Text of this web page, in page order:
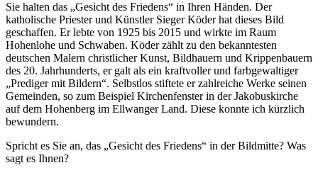
Sie halten das „Gesicht des Friedens“ in Ihren Händen. Der
katholische Priester und Künstler Sieger Köder hat dieses Bild
geschaffen. Er lebte von 1925 bis 2015 und wirkte im Raum
Hohenlohe und Schwaben. Köder zählt zu den bekanntesten
deutschen Malern christlicher Kunst, Bildhauern und Krippenbauern
des 20. Jahrhunderts, er galt als ein kraftvoller und farbgewaltiger
„Prediger mit Bildern“. Selbstlos stiftete er zahlreiche Werke seinen
Gemeinden, so zum Beispiel Kirchenfenster in der Jakobuskirche
auf dem Hohenberg im Ellwanger Land. Diese konnte ich kürzlich
bewundern.
Spricht es Sie an, das „Gesicht des Friedens“ in der Bildmitte? Was
sagt es Ihnen?